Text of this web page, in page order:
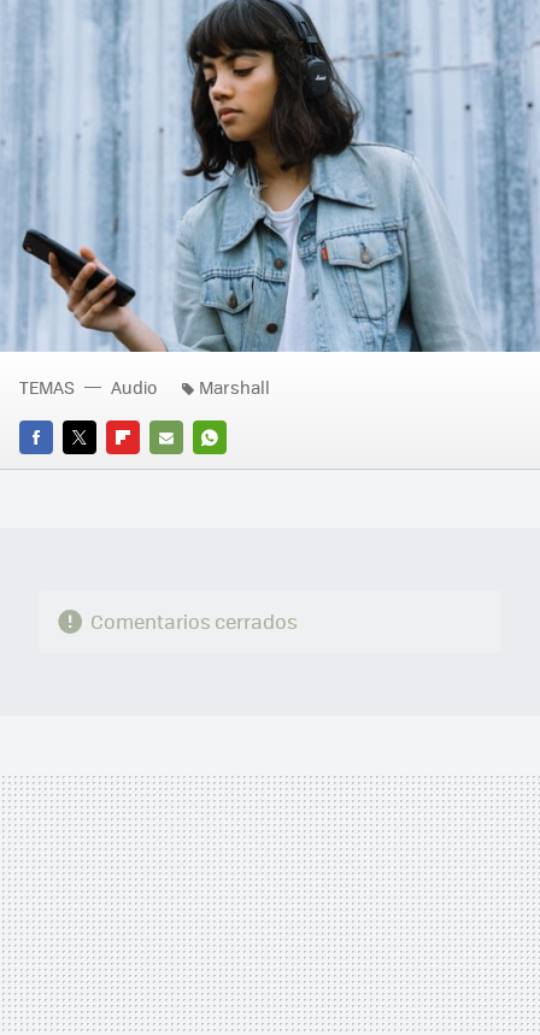
FACEBOOK
TWITTERFLIPBOARD
E-
WHATSAPP
TEMAS Audio Marshall
Comentarios cerrados